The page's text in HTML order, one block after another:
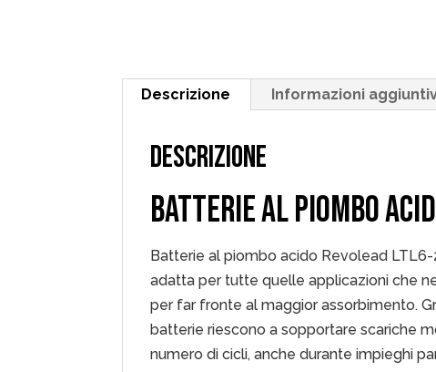
Descrizione Informazioni
DESCRIZIONE
BATTERIE AL PIOMBO
Batterie al piombo acido Revolead
adatta per tutte quelle applicazioni che
per far fronte al maggior assorbimento.
batterie riescono a sopportare scariche
numero di cicli, anche durante impieghi